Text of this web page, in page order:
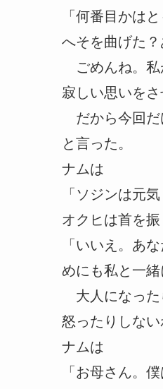
「何番目かは
へそを曲げた
ごめんね。私
寂しい思いを
だから今回だ
と言った。
ナムは
「ソジンは元
オクヒは首を振
「いいえ。あ
めにも私と一
大人になった
怒ったりしな
ナムは
「お母さん。